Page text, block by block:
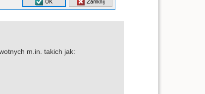
m.in. takich jak: